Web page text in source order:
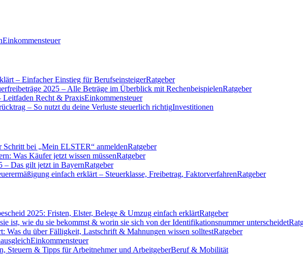
Einkommensteuer
– Einfacher Einstieg für BerufseinsteigerRatgeber
2025 – Alle Beträge im Überblick mit RechenbeispielenRatgeber
Leitfaden Recht & PraxisEinkommensteuer
– So nutzt du deine Verluste steuerlich richtigInvestitionen
bei „Mein ELSTER“ anmeldenRatgeber
Was Käufer jetzt wissen müssenRatgeber
– Das gilt jetzt in BayernRatgeber
einfach erklärt – Steuerklasse, Freibetrag, FaktorverfahrenRatgeber
2025: Fristen, Elster, Belege & Umzug einfach erklärtRatgeber
ist, wie du sie bekommst & worin sie sich von der Identifikationsnummer unterscheidet
Was du über Fälligkeit, Lastschrift & Mahnungen wissen solltestRatgeber
Einkommensteuer
Steuern & Tipps für Arbeitnehmer und ArbeitgeberBeruf & Mobilität